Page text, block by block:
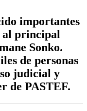
importantes
al principal
Sonko.
de personas
judicial y
de PASTEF.